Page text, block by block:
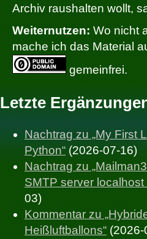
Archiv raushalten wollt,
Weiternutzen: Wo nicht
mache ich das Material
gemeinfrei.
Letzte
Nachtrag zu „My First
Python“ (2026-07-16)
Nachtrag zu
SMTP server localhost
03)
Kommentar zu
Heißluftballons“